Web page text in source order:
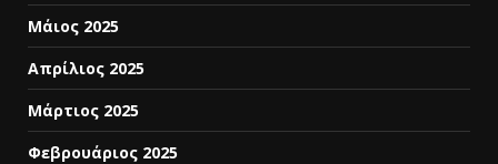
Μάιος 2025
Απρίλιος 2025
Μάρτιος 2025
Φεβρουάριος 2025